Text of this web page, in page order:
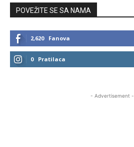
POVEŽITE SE SA NAMA
2,620 Fanova
0 Pratilaca
- Advertisement -